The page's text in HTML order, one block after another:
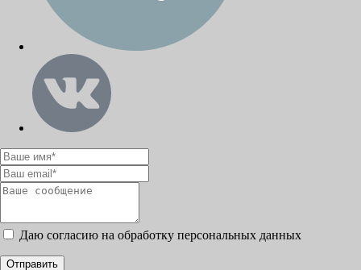
Даю согласию на обработку персональных данных
Отправить